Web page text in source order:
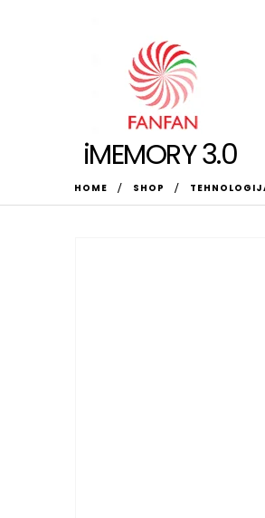
iMEMORY 3.0
HOME SHOP